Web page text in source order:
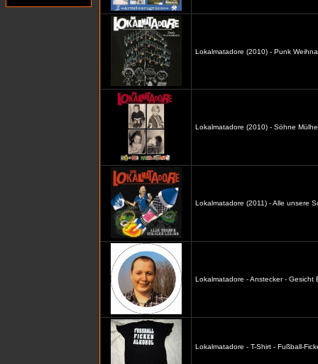
Lokalmatadore (2010) - Punk
Lokalmatadore (2010) - Söhne
Lokalmatadore (2011) - Alle unsere
Lokalmatadore - Anstecker - Gesicht
Lokalmatadore - T-Shirt - Fußball-